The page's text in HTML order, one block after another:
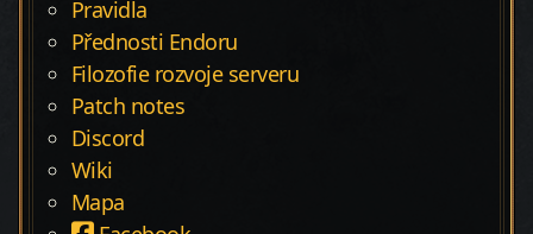
Pravidla
Přednosti Endoru
Filozofie rozvoje serveru
Patch notes
Discord
Wiki
Mapa